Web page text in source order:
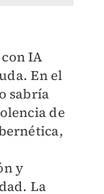
IA
En el
sabría
de
y
La